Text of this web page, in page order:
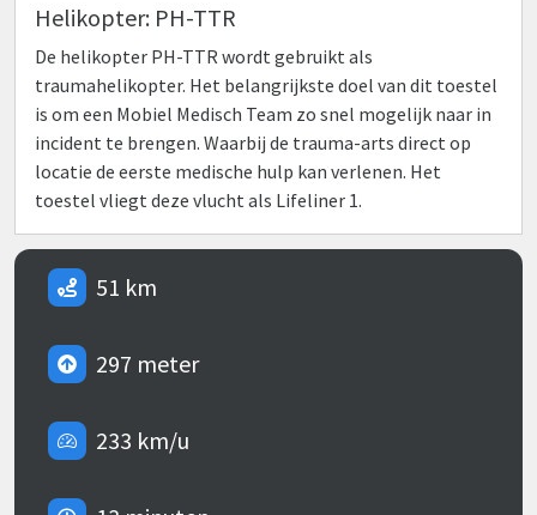
Helikopter: PH-TTR
De helikopter PH-TTR wordt gebruikt als
traumahelikopter. Het belangrijkste doel van dit toestel
is om een Mobiel Medisch Team zo snel mogelijk naar in
incident te brengen. Waarbij de trauma-arts direct op
locatie de eerste medische hulp kan verlenen. Het
toestel vliegt deze vlucht als Lifeliner 1.
51 km
297 meter
233 km/u